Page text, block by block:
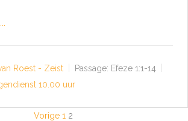
Roest - Zeist Passage: Efeze 1:1-14
10.00 uur
Vorige 1 2